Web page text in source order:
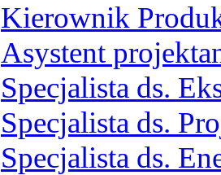
Kierownik
Asystent
Specjalista ds.
Specjalista ds.
Specjalista ds.